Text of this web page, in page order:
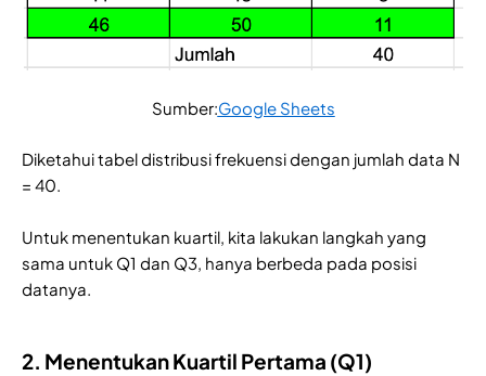
Sumber:Google Sheets
Diketahui tabel distribusi frekuensi dengan jumlah data N
= 40.
Untuk menentukan kuartil, kita lakukan langkah yang
sama untuk Q1 dan Q3, hanya berbeda pada posisi
datanya.
2. Menentukan Kuartil Pertama (Q1)